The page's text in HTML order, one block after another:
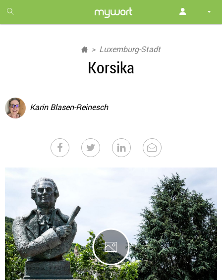
month
free
Luxemburg-Stadt
Korsika
Karin Blasen-Reinesch
2